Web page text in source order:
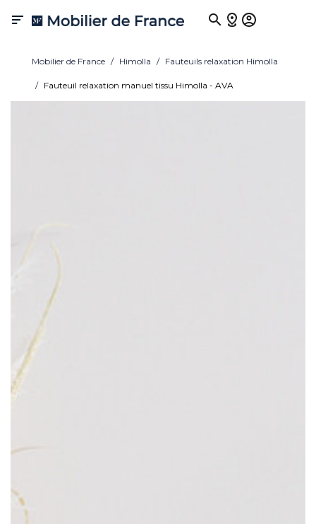

Mobilier de France Himolla Fauteuils relaxation Himolla
Fauteuil relaxation manuel tissu Himolla - AVA